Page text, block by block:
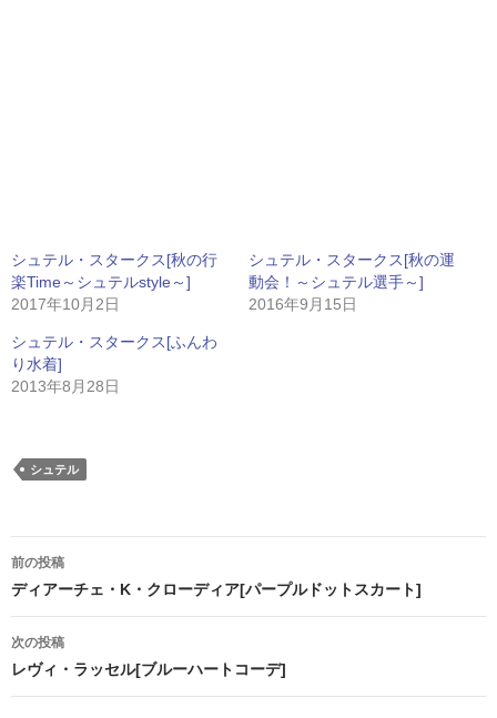
シュテル・スタークス[秋の行
楽Time～シュテルstyle～]
2017年10月2日
シュテル・スタークス[秋の運
動会！～シュテル選手～]
2016年9月15日
シュテル・スタークス[ふんわ
り水着]
2013年8月28日
シュテル
投
稿
ナ
ビ
前の投稿
ディアーチェ・K・クローディア[パープルドットスカート]
次の投稿
レヴィ・ラッセル[ブルーハートコーデ]